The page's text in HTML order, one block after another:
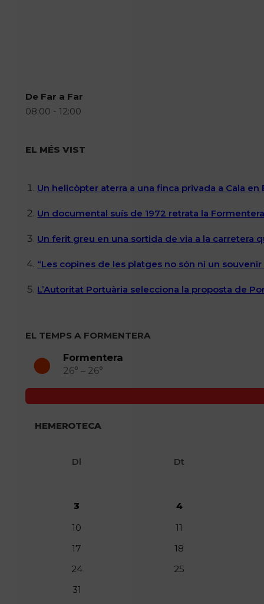
De Far a Far
08:00 - 12:00
EL MÉS VIST
Un helicòpter aterra a una finca privada a Cala
Un documental suís de 1972 retrata la
Un ferit greu en una sortida de via a la carretera
“Les copines de les platges no són ni un
L’Autoritat Portuària selecciona la proposta de
EL TEMPS A FORMENTERA
Formentera
26° – 26°
HEMEROTECA
Dl Dt
3
4
10
11
17
18
24
25
31